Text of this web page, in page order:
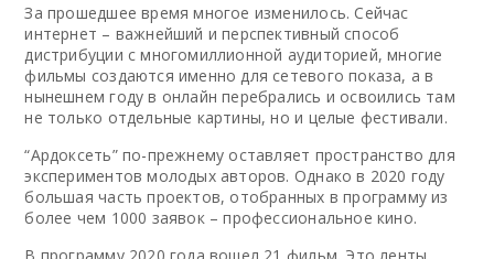
За прошедшее время многое изменилось. Сейчас
интернет – важнейший и перспективный способ
дистрибуции с многомиллионной аудиторией, многие
фильмы создаются именно для сетевого показа, а в
нынешнем году в онлайн перебрались и освоились там
не только отдельные картины, но и целые фестивали.
“Ардоксеть” по-прежнему оставляет пространство для
экспериментов молодых авторов. Однако в 2020 году
большая часть проектов, отобранных в программу из
более чем 1000 заявок – профессиональное кино.